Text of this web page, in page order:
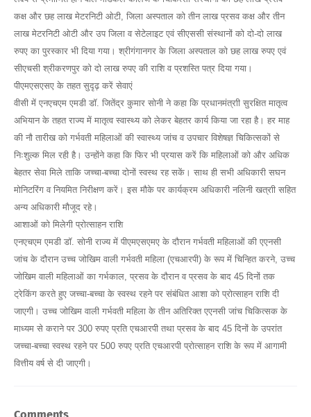
कक्ष और छह लाख मेटरनिटी ओटी, जिला अस्पताल को तीन लाख प्रसव कक्ष और तीन
लाख मेटरनिटी ओटी और उप जिला व सेटेलाइट एवं सीएससी संस्थानों को दो-दो लाख
रुपए का पुरस्कार भी दिया गया। श्रीगंगानगर के जिला अस्पताल को छह लाख रुपए एवं
सीएचसी श्रीकरणपुर को दो लाख रुपए की राशि व प्रशस्ति पत्र दिया गया।
पीएमएसएसए के तहत सुदृढ़ करें सेवाएं
वीसी में एनएचएम एमडी डॉ. जितेंद्र कुमार सोनी ने कहा कि प्रधानमंत्राी सुरक्षित मातृत्व
अभियान के तहत राज्य में मातृत्व स्वास्थ्य को लेकर बेहतर कार्य किया जा रहा है। हर माह
की नौ तारीख को गर्भवती महिलाओं की स्वास्थ्य जांच व उपचार विशेषज्ञ चिकित्सकों से
निःशुल्क मिल रही है। उन्होंने कहा कि फिर भी प्रयास करें कि महिलाओं को और अधिक
बेहतर सेवा मिले ताकि जच्चा-बच्चा दोनों स्वस्थ रह सकें। साथ ही सभी अधिकारी सघन
मोनिटरिंग व नियमित निरीक्षण करें। इस मौके पर कार्यक्रम अधिकारी नलिनी खत्राी सहित
अन्य अधिकारी मौजूद रहे।
आशाओं को मिलेगी प्रोत्साहन राशि
एनएचएम एमडी डॉ. सोनी राज्य में पीएमएसएमए के दौरान गर्भवती महिलाओं की एएनसी
जांच के दौरान उच्च जोखिम वाली गर्भवती महिला (एचआरपी) के रूप में चिन्हित करने, उच्च
जोखिम वाली महिलाओं का गर्भकाल, प्रसव के दौरान व प्रसव के बाद 45 दिनों तक
ट्रेकिंग करते हुए जच्चा-बच्चा के स्वस्थ रहने पर संबंधित आशा को प्रोत्साहन राशि दी
जाएगी। उच्च जोखिम वाली गर्भवती महिला के तीन अतिरिक्त एएनसी जांच चिकित्सक के
माध्यम से कराने पर 300 रुपए प्रति एचआरपी तथा प्रसव के बाद 45 दिनों के उपरांत
जच्चा-बच्चा स्वस्थ रहने पर 500 रुपए प्रति एचआरपी प्रोत्साहन राशि के रूप में आगामी
वित्तीय वर्ष से दी जाएगी।